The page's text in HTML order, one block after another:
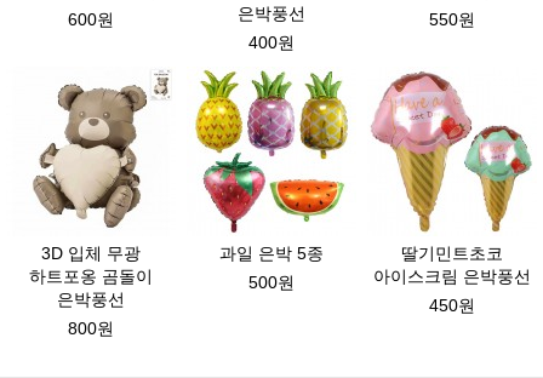
600원
은박풍선
400원
550원
3D 입체 무광
하트포옹 곰돌이
은박풍선
800원
과일 은박 5종
500원
딸기민트초코
아이스크림 은박풍선
450원